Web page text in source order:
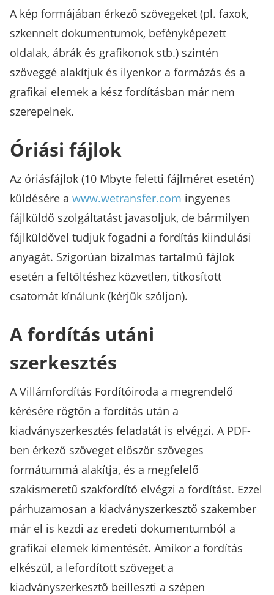
A kép formájában érkező szövegeket (pl. faxok,
szkennelt dokumentumok, befényképezett
oldalak, ábrák és grafikonok stb.) szintén
szöveggé alakítjuk és ilyenkor a formázás és a
grafikai elemek a kész fordításban már nem
szerepelnek.
Óriási fájlok
Az óriásfájlok (10 Mbyte feletti fájlméret esetén)
küldésére a www.wetransfer.com ingyenes
fájlküldő szolgáltatást javasoljuk, de bármilyen
fájlküldővel tudjuk fogadni a fordítás kiindulási
anyagát. Szigorúan bizalmas tartalmú fájlok
esetén a feltöltéshez közvetlen, titkosított
csatornát kínálunk (kérjük szóljon).
A fordítás utáni
szerkesztés
A Villámfordítás Fordítóiroda a megrendelő
kérésére rögtön a fordítás után a
kiadványszerkesztés feladatát is elvégzi. A PDF-
ben érkező szöveget először szöveges
formátummá alakítja, és a megfelelő
szakismeretű szakfordító elvégzi a fordítást. Ezzel
párhuzamosan a kiadványszerkesztő szakember
már el is kezdi az eredeti dokumentumból a
grafikai elemek kimentését. Amikor a fordítás
elkészül, a lefordított szöveget a
kiadványszerkesztő beilleszti a szépen